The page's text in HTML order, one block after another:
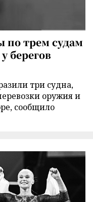
по трем судам
берегов
три судна,
оружия и
сообщило